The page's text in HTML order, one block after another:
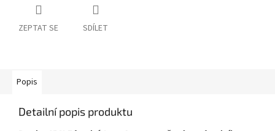
ZEPTAT SE SDÍLET
Popis
Detailní popis produktu